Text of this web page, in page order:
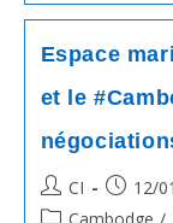
Et
Espace
et le
Post
author:
CI
Post12/
Post